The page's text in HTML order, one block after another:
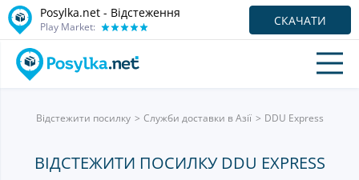
Posylka.net - Відстеження
Play Market: СКАЧАТИ
Відстежити посилку Служби доставки в Азії DDU Express
ВІДСТЕЖИТИ ПОСИЛКУ DDU EXPRESS